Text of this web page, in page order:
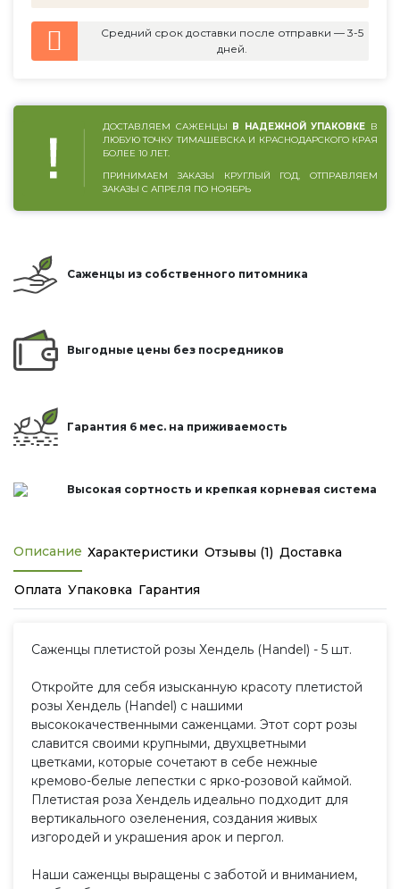
Средний срок доставки после отправки — 3-5
дней.
ДОСТАВЛЯЕМ САЖЕНЦЫ В НАДЕЖНОЙ УПАКОВКЕ В
ЛЮБУЮ ТОЧКУ ТИМАШЕВСКА И КРАСНОДАРСКОГО КРАЯ
БОЛЕЕ 10 ЛЕТ.
ПРИНИМАЕМ ЗАКАЗЫ КРУГЛЫЙ ГОД, ОТПРАВЛЯЕМ
ЗАКАЗЫ С АПРЕЛЯ ПО НОЯБРЬ
Саженцы из собственного питомника
Выгодные цены без посредников
Гарантия 6 мес. на приживаемость
Высокая сортность и крепкая корневая система
Описание Характеристики Отзывы (1) Доставка
Оплата Упаковка Гарантия
Саженцы плетистой розы Хендель (Handel) - 5 шт.
Откройте для себя изысканную красоту плетистой
розы Хендель (Handel) с нашими
высококачественными саженцами. Этот сорт розы
славится своими крупными, двухцветными
цветками, которые сочетают в себе нежные
кремово-белые лепестки с ярко-розовой каймой.
Плетистая роза Хендель идеально подходит для
вертикального озеленения, создания живых
изгородей и украшения арок и пергол.
Наши саженцы выращены с заботой и вниманием,